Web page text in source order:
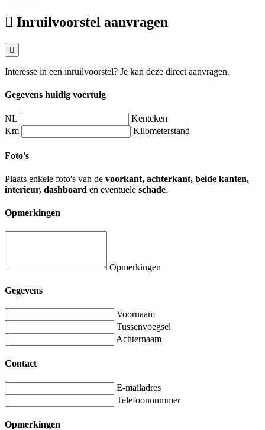
Inruilvoorstel aanvragen
Interesse in een inruilvoorstel? Je kan deze direct aanvragen.
Gegevens huidig voertuig
NL
Kenteken
Km
Kilometerstand
Foto's
Plaats enkele foto's van de voorkant, achterkant, beide kanten,
interieur, dashboard en eventuele schade.
Opmerkingen
Opmerkingen
Gegevens
Voornaam
Tussenvoegsel
Achternaam
Contact
E-mailadres
Telefoonnummer
Opmerkingen